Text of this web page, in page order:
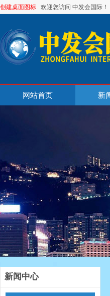
创建桌面图标 欢迎您访问 中发会国际！
网站首页 新
新闻中心